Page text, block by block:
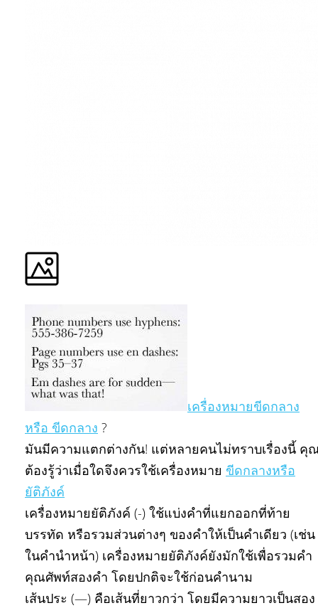
เครื่องหมายขีดกลาง
หรือ ขีดกลาง ?
มันมีความแตกต่างกัน! แต่หลายคนไม่ทราบเรื่องนี้ คุ
ต้องรู้ว่าเมื่อใดจึงควรใช้เครื่องหมาย ขีดกลางหรือ
ยัติภังค์
เครื่องหมายยัติภังค์ (-) ใช้แบ่งคำที่แยกออกที่ท้าย
บรรทัด หรือรวมส่วนต่างๆ ของคำให้เป็นคำเดียว (เช่น
ในคำนำหน้า) เครื่องหมายยัติภังค์ยังมักใช้เพื่อรวมคำ
คุณศัพท์สองคำ โดยปกติจะใช้ก่อนคำนาม
เส้นประ (—) คือเส้นที่ยาวกว่า โดยมีความยาวเป็นสอง